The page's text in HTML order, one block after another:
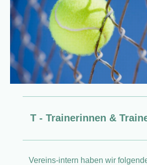
T - Trainerinnen &
Vereins-intern haben wir